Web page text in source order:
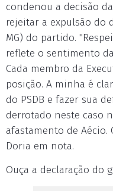
condenou a decisão
rejeitar a expulsão do
MG) do partido.
reflete o sentimento
Cada membro da
posição. A minha é
do PSDB e fazer sua
derrotado neste caso
afastamento de Aécio.
Doria em nota.
Ouça a declaração do